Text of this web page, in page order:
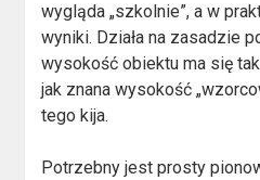
wygląda „szkolnie”, a w
wyniki. Działa na zasadzie
wysokość obiektu ma się
jak znana wysokość
tego kija.
Potrzebny jest prosty